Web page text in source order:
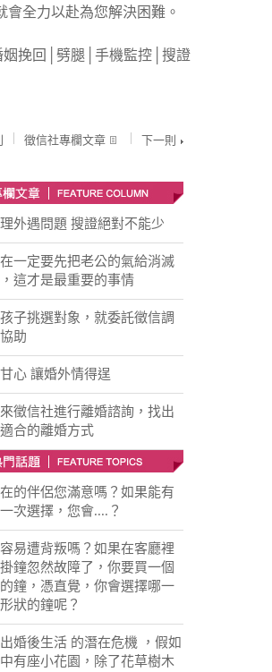
會全力以赴為您解決困難。
姻挽回 │劈腿 │手機監控 │搜證
徵信社專欄文章 下一則
外遇問題 搜證絕對不能少
一定要先把老公的氣給消滅
，這才是最重要的事情
子挑選對象，就委託徵信調
助
心 讓婚外情得逞
徵信社進行離婚諮詢，找出
合的離婚方式
的伴侶您滿意嗎？如果能有
次選擇，您會....？
易遭背叛嗎？如果在客廳裡
鐘忽然故障了，你要買一個
鐘，憑直覺，你會選擇哪一
狀的鐘呢？
婚後生活 的潛在危機 ，假如
有座小花園，除了花草樹木